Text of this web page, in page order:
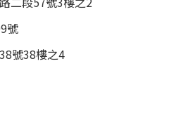
號
號38樓之4